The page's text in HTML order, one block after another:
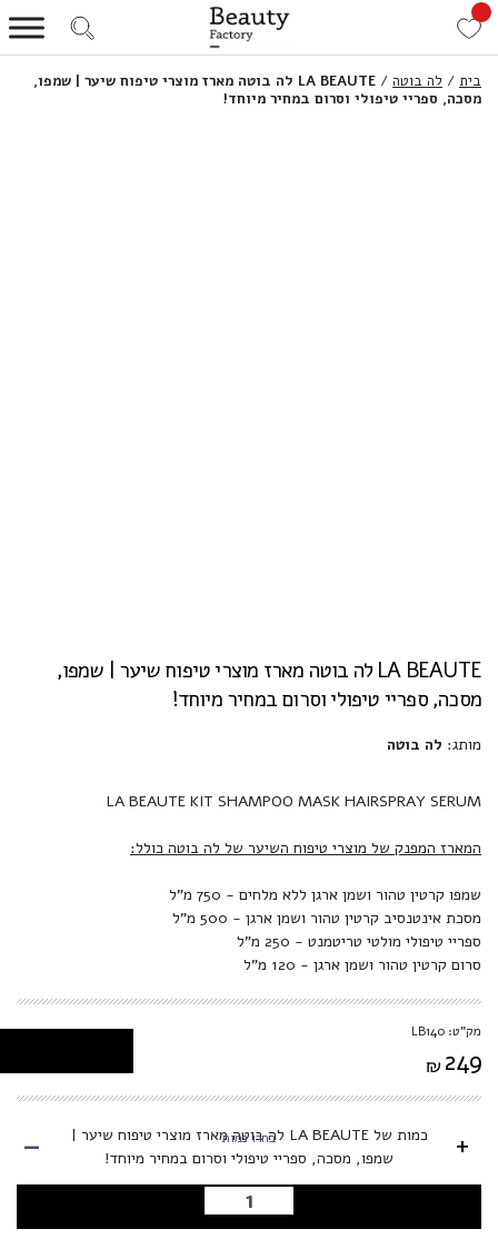
בית / לה בוטה /
LA BEAUTE לה בוטה מארז מוצרי טיפוח שיער | שמפו,
מסכה, ספריי טיפולי וסרום במחיר מיוחד!
LA BEAUTE לה בוטה מארז מוצרי טיפוח שיער | שמפו,
מסכה, ספריי טיפולי וסרום במחיר מיוחד!
מותג: לה בוטה
LA BEAUTE KIT SHAMPOO MASK HAIRSPRAY SERUM
המארז המפנק של מוצרי טיפוח השיער של לה בוטה כולל:
שמפו קרטין טהור ושמן ארגן ללא מלחים - 750 מ"ל
מסכת אינטנסיב קרטין טהור ושמן ארגן - 500 מ"ל
ספריי טיפולי מולטי טריטמנט - 250 מ"ל
סרום קרטין טהור ושמן ארגן - 120 מ"ל
מק"ט: LB140
₪ 249
+
כמות של LA BEAUTE לה בוטה מארז מוצרי טיפוח שיער |
שמפו, מסכה, ספריי טיפולי וסרום במחיר מיוחד!
בחרו כמות -
הוספה לסל